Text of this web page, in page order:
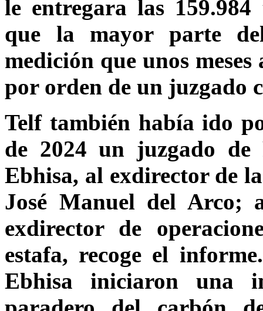
le entregara las
que la mayor parte
medición que unos
por orden de un juzgado
Telf también había ido
de 2024 un juzgado
Ebhisa, al exdirector de
José Manuel del Arco;
exdirector de
estafa, recoge el
Ebhisa iniciaron una